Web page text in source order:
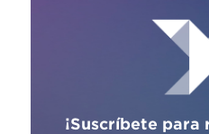
¡Suscríbete